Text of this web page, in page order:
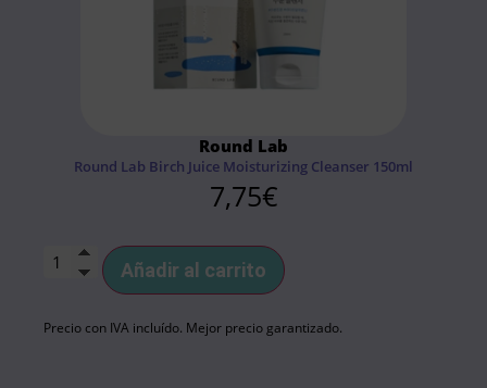
Round Lab
Round Lab Birch Juice Moisturizing Cleanser 150ml
7,75€
Añadir al carrito
Precio con IVA incluído. Mejor precio garantizado.